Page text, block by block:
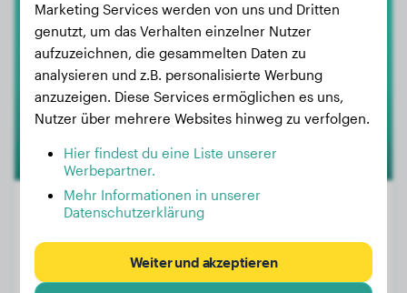
Brink
Alter:
3 Jahre, 1 Monat
Marketing Services werden von uns und Dritten
genutzt, um das Verhalten einzelner Nutzer
aufzuzeichnen, die gesammelten Daten zu
analysieren und z.B. personalisierte Werbung
anzuzeigen. Diese Services ermöglichen es uns,
Nutzer über mehrere Websites hinweg zu verfolgen.
Hier findest du eine Liste unserer
Werbepartner.
Mehr Informationen in unserer
Datenschutzerklärung
Weiter und akzeptieren